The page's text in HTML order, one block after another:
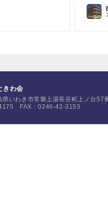
きわ会
いわき市常磐上湯長谷町上ノ台57
FAX：0246-42-3153